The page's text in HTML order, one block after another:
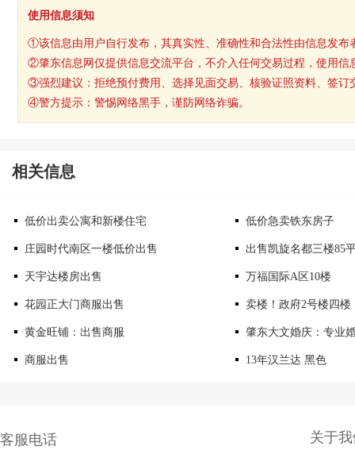
使用信息须知
①该信息由用户自行发布，其真实性、准确性和合法性由信息发布
②肇东信息网仅提供信息交流平台，不介入任何交易过程，使用信
③强烈建议：拒绝预付费用、选择见面交易、核验证照资料、签订
④警方提示：警惕网络黑手，谨防网络诈骗。
相关信息
低价出卖公寓和新楼住宅 低价急卖铁东房子
庄园时代南区一楼低价出售 出售凯旋名都三楼85
天宇达楼房出售 万福国际A区10楼
花园正大门商服出售 卖楼！政府2号楼四楼
黄金旺铺：出售商服 肇东大文婚庆：专业
商服出售 13年汉兰达 黑色
客服电话 关于